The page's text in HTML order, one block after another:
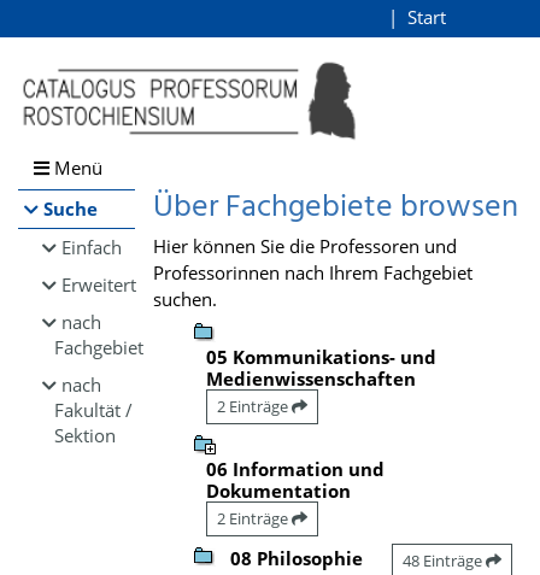
Browsen
direkt zum Inhalt
Start
Menü
Suche
Einfach
Erweitert
nach
Fachgebiet
nach
Fakultät /
Sektion
Über Fachgebiete browsen
Hier können Sie die Professoren und
Professorinnen nach Ihrem Fachgebiet
suchen.
05 Kommunikations- und
Medienwissenschaften
2 Einträge
06 Information und
Dokumentation
2 Einträge
08 Philosophie 48 Einträge